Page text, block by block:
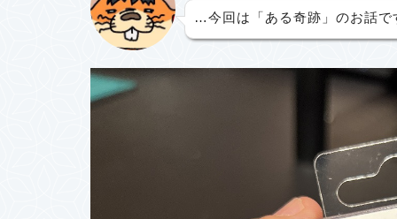
…今回は「ある奇跡」のお話で